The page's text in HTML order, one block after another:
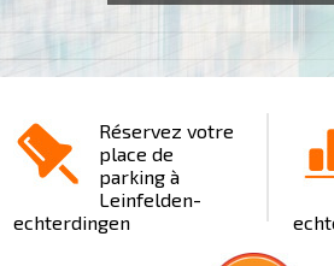
Réservez votre
place de
parking à
Leinfelden-
echterdingen